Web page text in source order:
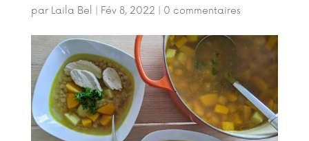
par Laila Bel Fév 8, 2022 0 commentaires